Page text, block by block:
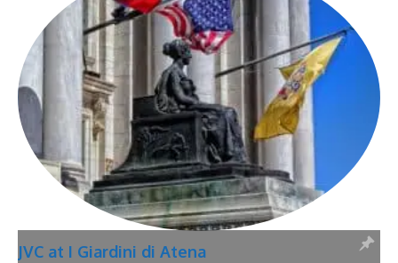
JVC at I Giardini di Atena